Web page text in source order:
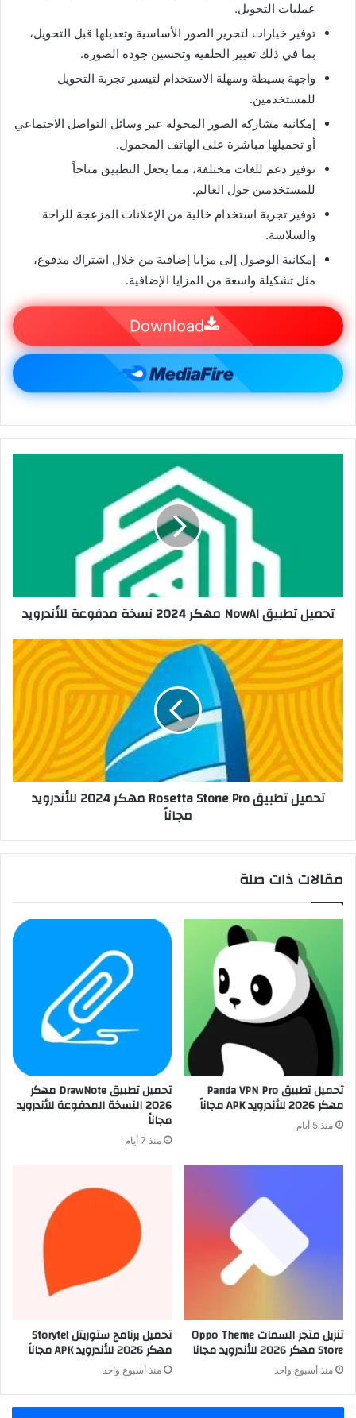
عمليات التحويل.
توفير خيارات لتحرير الصور الأساسية وتعديلها قبل التحويل،
بما في ذلك تغيير الخلفية وتحسين جودة الصورة.
واجهة بسيطة وسهلة الاستخدام لتيسير تجربة التحويل
للمستخدمين.
إمكانية مشاركة الصور المحولة عبر وسائل التواصل الاجتماعي
أو تحميلها مباشرة على الهاتف المحمول.
توفير دعم للغات مختلفة، مما يجعل التطبيق متاحاً
للمستخدمين حول العالم.
توفير تجربة استخدام خالية من الإعلانات المزعجة للراحة
والسلاسة.
إمكانية الوصول إلى مزايا إضافية من خلال اشتراك مدفوع،
مثل تشكيلة واسعة من المزايا الإضافية.
Download
تحميل تطبيق NowAI مهكر 2024 نسخة مدفوعة للأندرويد
تحميل تطبيق Rosetta Stone Pro مهكر 2024 للأندرويد
مجاناً
مقالات ذات صلة
تحميل تطبيق Panda VPN Pro
مهكر 2026 للأندرويد APK مجاناً
منذ 5 أيام
تحميل تطبيق DrawNote مهكر
2026 النسخة المدفوعة للأندرويد
مجاناً
منذ 7 أيام
تنزيل متجر السمات Oppo Theme
Store مهكر 2026 للأندرويد مجانا
منذ أسبوع واحد
تحميل برنامج ستوريتل Storytel
مهكر 2026 للأندرويد APK مجاناً
منذ أسبوع واحد